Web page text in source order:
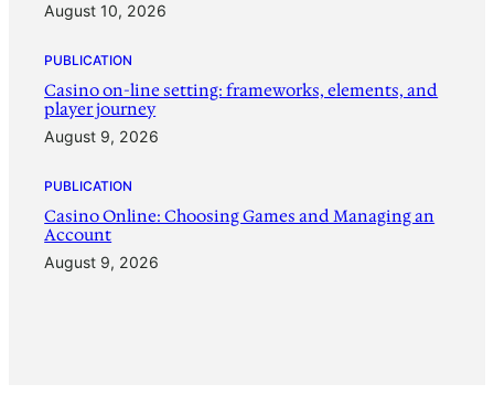
August 10, 2026
PUBLICATION
Casino on-line setting: frameworks, elements, and
player journey
August 9, 2026
PUBLICATION
Casino Online: Choosing Games and Managing an
Account
August 9, 2026